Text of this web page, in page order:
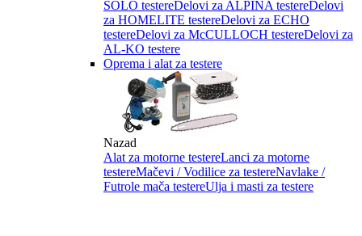
SOLO testereDelovi za ALPINA testereDelovi
za HOMELITE testereDelovi za ECHO
testereDelovi za McCULLOCH testereDelovi za
AL-KO testere
Oprema i alat za testere
Nazad
Alat za motorne testereLanci za motorne
testereMačevi / Vodilice za testereNavlake /
Futrole mača testereUlja i masti za testere